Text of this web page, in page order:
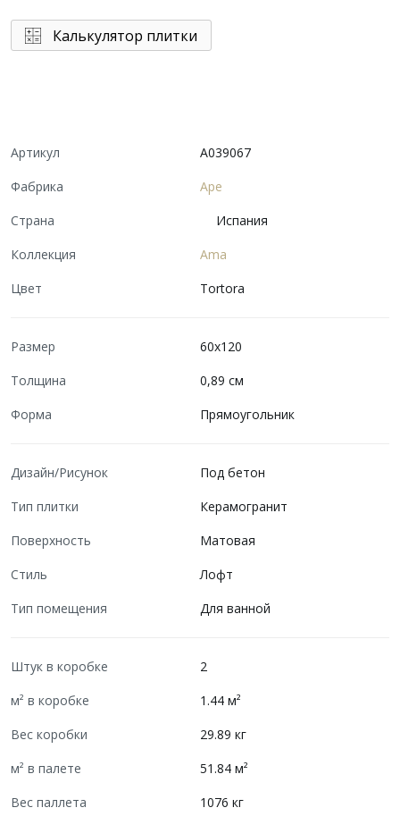
Калькулятор плитки
Артикул
A039067
Фабрика
Ape
Страна
Испания
Коллекция
Ama
Цвет
Tortora
Размер
60x120
Толщина
0,89 см
Форма
Прямоугольник
Дизайн/Рисунок
Под бетон
Тип плитки
Керамогранит
Поверхность
Матовая
Стиль
Лофт
Тип помещения
Для ванной
Штук в коробке
2
м² в коробке
1.44 м²
Вес коробки
29.89 кг
м² в палете
51.84 м²
Вес паллета
1076 кг